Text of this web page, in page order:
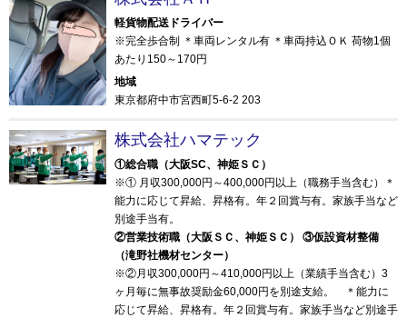
軽貨物配送ドライバー
※完全歩合制 ＊車両レンタル有 ＊車両持込ＯＫ 荷物1個
あたり150～170円
地域
東京都府中市宮西町5-6-2 203
株式会社ハマテック
①総合職（大阪SC、神姫ＳＣ）
※① 月収300,000円～400,000円以上（職務手当含む）＊
能力に応じて昇給、昇格有。年２回賞与有。家族手当など
別途手当有。
②営業技術職（大阪ＳＣ、神姫ＳＣ） ③仮設資材整備
（滝野社機材センター）
※②月収300,000円～410,000円以上（業績手当含む）3
ヶ月毎に無事故奨励金60,000円を別途支給。 ＊能力に
応じて昇給、昇格有。年２回賞与有。家族手当など別途手